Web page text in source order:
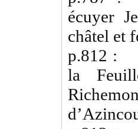
écuyer
châtel et
p.812 :
la